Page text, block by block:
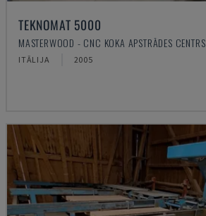
TEKNOMAT 5000
MASTERWOOD - CNC KOKA APSTRĀDES CENTRS
ITĀLIJA 2005